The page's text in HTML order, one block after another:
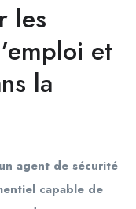
les
et
la
agent de sécurité
capable de